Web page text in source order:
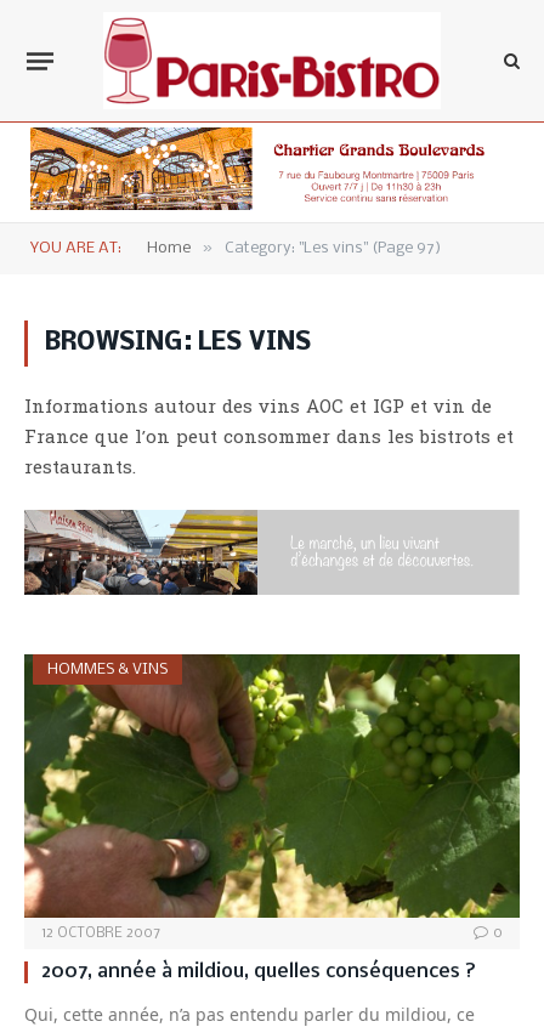
YOU ARE AT: Home » Category: "Les vins" (Page 97)
BROWSING: LES VINS
Informations autour des vins AOC et IGP et vin de
France que l’on peut consommer dans les bistrots et
restaurants.
HOMMES & VINS
12 OCTOBRE 2007 0
2007, année à mildiou, quelles conséquences ?
Qui, cette année, n’a pas entendu parler du mildiou, ce